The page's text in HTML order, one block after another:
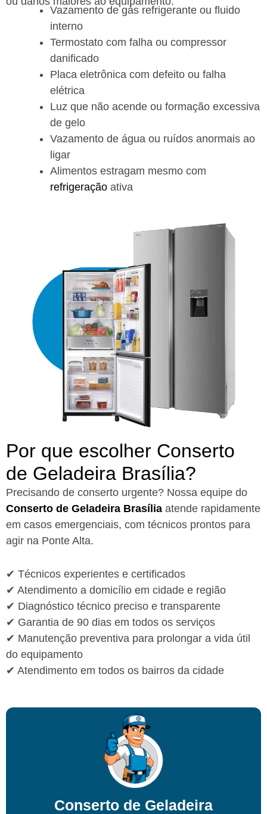
Vazamento de gás refrigerante ou fluido
interno
Termostato com falha ou compressor
danificado
Placa eletrônica com defeito ou falha
elétrica
Luz que não acende ou formação excessiva
de gelo
Vazamento de água ou ruídos anormais ao
ligar
Alimentos estragam mesmo com
refrigeração ativa
Por que escolher Conserto
de Geladeira Brasília?​
Precisando de conserto urgente? Nossa equipe do
Conserto de Geladeira Brasília atende rapidamente
em casos emergenciais, com técnicos prontos para
agir na Ponte Alta.
✔ Técnicos experientes e certificados
✔ Atendimento a domicílio em cidade e região
✔ Diagnóstico técnico preciso e transparente
✔ Garantia de 90 dias em todos os serviços
✔ Manutenção preventiva para prolongar a vida útil
do equipamento
✔ Atendimento em todos os bairros da cidade
Conserto de Geladeira